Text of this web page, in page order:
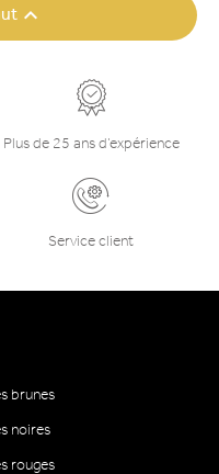

Plus de 25 ans d’expérience
Service client
brunes
noires
rouges